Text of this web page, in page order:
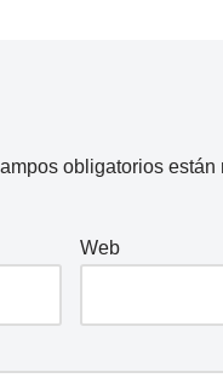
obligatorios están
Web